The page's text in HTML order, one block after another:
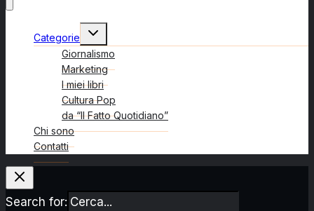
Categorie
Alterna
figlio
Giornalismo
Marketing
I miei libri
Cultura Pop
da “Il Fatto Quotidiano”
Chi sono
Contatti
Search for: